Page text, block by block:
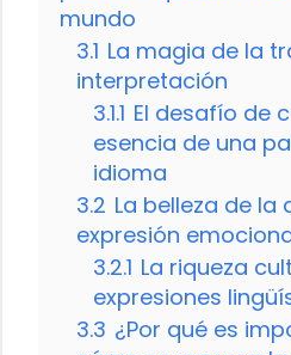
mundo
3.1 La magia de la
interpretación
3.1.1 El desafío de
esencia de una
idioma
3.2 La belleza de la
expresión
3.2.1 La riqueza
expresiones
3.3 ¿Por qué es